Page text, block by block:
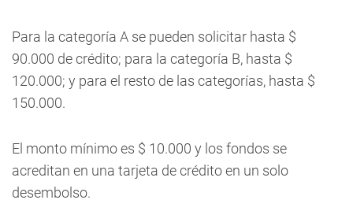
Para la categoría A se pueden solicitar hasta $
90.000 de crédito; para la categoría B, hasta $
120.000; y para el resto de las categorías, hasta $
150.000.
El monto mínimo es $ 10.000 y los fondos se
acreditan en una tarjeta de crédito en un solo
desembolso.